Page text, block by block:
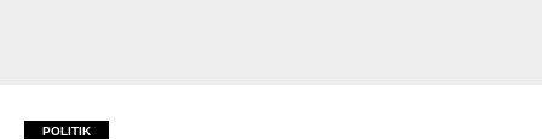
POLITIK